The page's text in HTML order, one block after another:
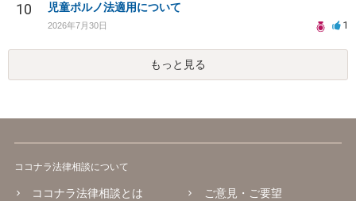
10 児童ポルノ法適用について
2026年7月30日 1
もっと見る
ココナラ法律相談について
ココナラ法律相談とは ご意見・ご要望